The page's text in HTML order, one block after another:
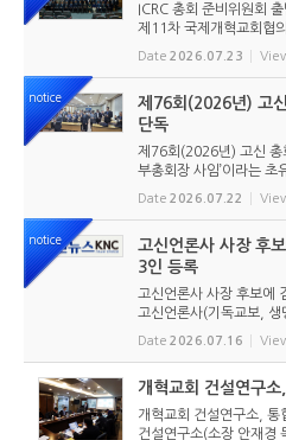
ICRC 총회 준비위원회
제11차 국제개혁교회
nce of Reformed
에 들어갔다. 2026년 7
Date 2026.07.23
notice
제76회(2026년) 고
단독
제76회(2026년) 고신 총
부총회장 사임’이라는
26년) 총회장 후보에 이
했다. 6월 9일 경남마산
Date 2026.07.22
notice
고신언론사 사장 후
3인 등록
고신언론사 사장 후보에
고신언론사(기독교보, 생
오름교회), 조진호 장로(
가 등록했다. 당초 김희
Date 2026.07.16
개혁교회 건설연구
개혁교회 건설연구소, 통
건설연구소(소장 안재경